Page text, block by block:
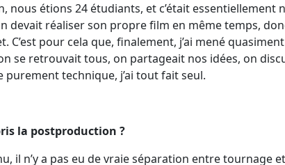
nous étions 24 étudiants, et c’était essentiellement
devait réaliser son propre film en même temps,
pour cela que, finalement, j’ai mené
se retrouvait tous, on partageait nos idées, on
purement technique, j’ai tout fait seul.
la postproduction ?
il n’y a pas eu de vraie séparation entre tournage